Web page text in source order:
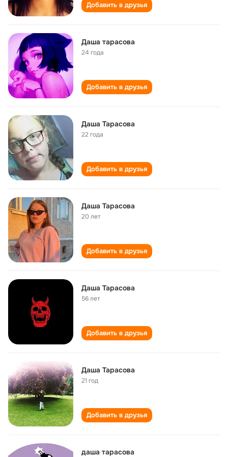
Добавить в друзья
Даша тарасова
24 года
Добавить в друзья
Даша Тарасова
22 года
Добавить в друзья
Даша Тарасова
20 лет
Добавить в друзья
Даша Тарасова
56 лет
Добавить в друзья
Даша Тарасова
21 год
Добавить в друзья
даша тарасова